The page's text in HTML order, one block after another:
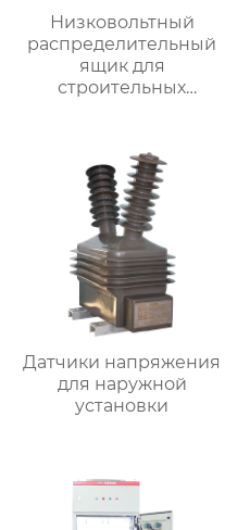
Низковольтный
распределительный
ящик для
строительных
Датчики напряжения
для наружной
установки